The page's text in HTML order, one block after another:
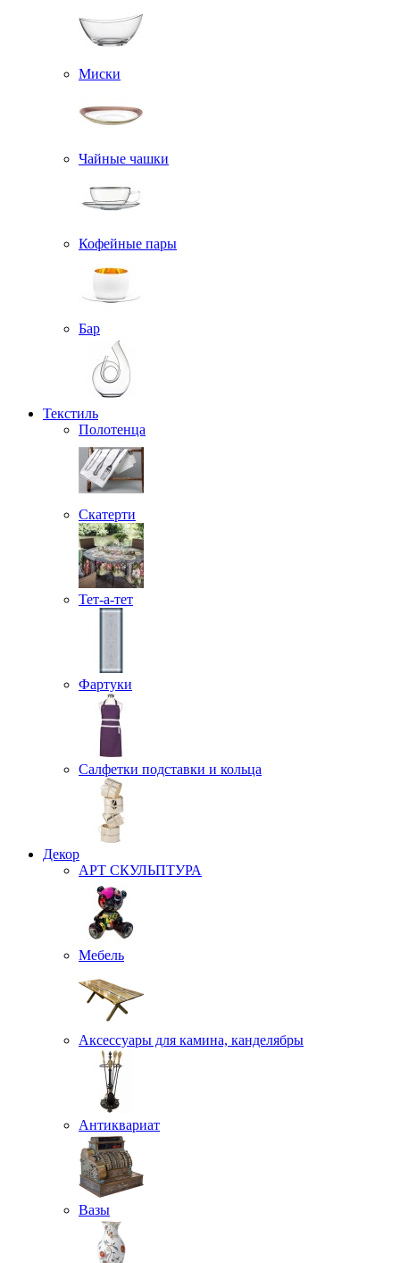
Миски
Чайные чашки
Кофейные пары
Бар
Текстиль
Полотенца
Скатерти
Тет-а-тет
Фартуки
Салфетки подставки и кольца
Декор
АРТ СКУЛЬПТУРА
Мебель
Аксессуары для камина, канделябры
Антиквариат
Вазы